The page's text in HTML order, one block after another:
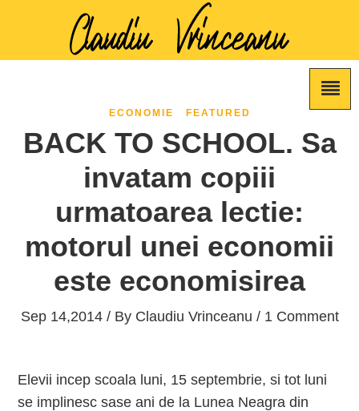
ECONOMIE FEATURED
BACK TO SCHOOL. Sa
invatam copiii
urmatoarea lectie:
motorul unei economii
este economisirea
Sep 14,2014 / By Claudiu Vrinceanu / 1 Comment
Elevii incep scoala luni, 15 septembrie, si tot luni
se implinesc sase ani de la Lunea Neagra din